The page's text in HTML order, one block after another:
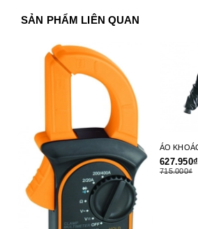
SẢN PHẨM LIÊN QUAN
627.950₫
715.000₫